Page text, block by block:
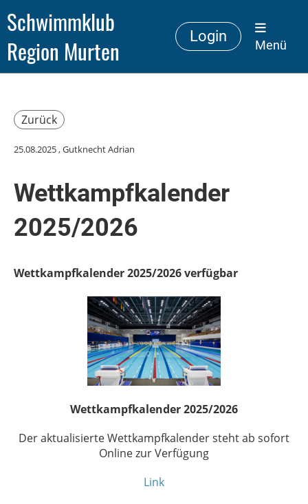
Schwimmklub
Region Murten
Login
Menü
Zurück
25.08.2025, Gutknecht Adrian
Wettkampfkalender
2025/2026
Wettkampfkalender 2025/2026 verfügbar
Wettkampfkalender 2025/2026
Der aktualisierte Wettkampfkalender steht ab sofort
Online zur Verfügung
Link